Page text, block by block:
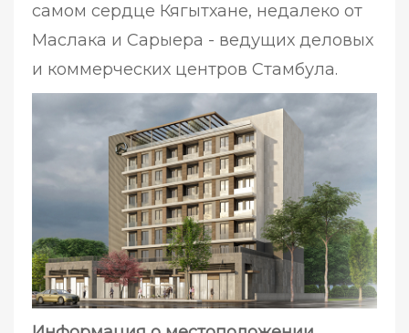
самом сердце Кягытхане, недалеко от
Маслака и Сарыера - ведущих деловых
и коммерческих центров Стамбула.